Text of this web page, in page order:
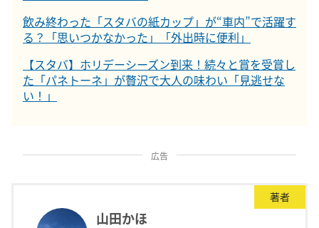
飲み終わった「スタバの紙カップ」が“車内”で活躍す
る？「思いつかなかった」「外出時に便利」
【スタバ】ホリデーシーズン到来！続々と賞を受賞し
た「パネトーネ」が贅沢で大人の味わい「見逃せな
い！」
広告
著者
山田かほ